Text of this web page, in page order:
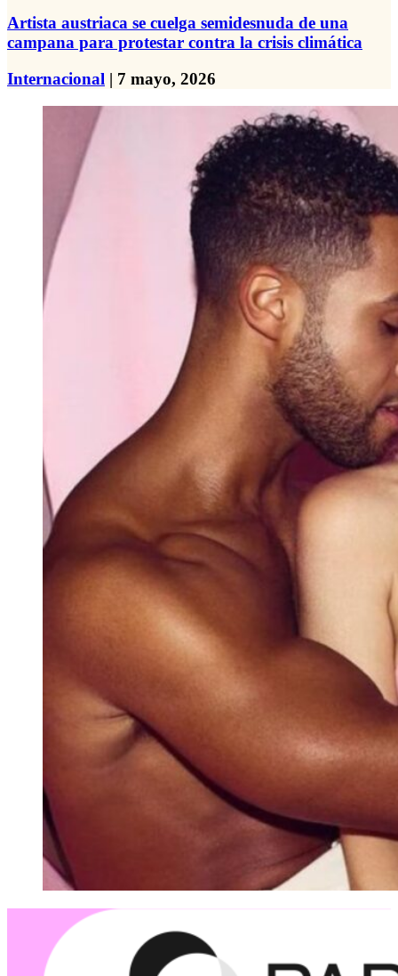
Artista austriaca se cuelga semidesnuda de una
campana para protestar contra la crisis climática
Internacional | 7 mayo, 2026